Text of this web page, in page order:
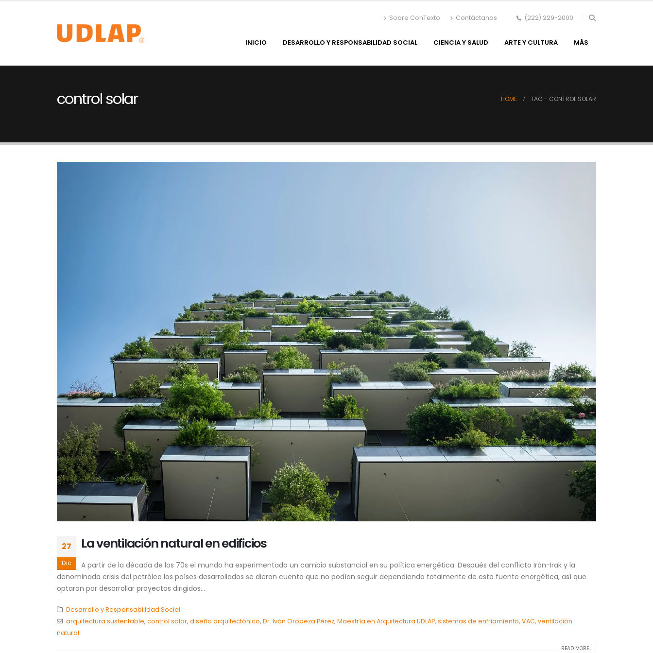
Sobre ConTexto Contáctanos (222) 229-2000
INICIO DESARROLLO Y RESPONSABILIDAD SOCIAL CIENCIA Y SALUD ARTE Y CULTURA MÁS
control solar HOME TAG - CONTROL SOLAR
27
Dic
La ventilación natural en edificios
A partir de la década de los 70s el mundo ha experimentado un cambio substancial en su política energética. Después del conflicto Irán-Irak y la
denominada crisis del petróleo los países desarrollados se dieron cuenta que no podían seguir dependiendo totalmente de esta fuente energética, así que
optaron por desarrollar proyectos dirigidos...
Desarrollo y Responsabilidad Social
arquitectura sustentable, control solar, diseño arquitectónico, Dr. Iván Oropeza Pérez, Maestría en Arquitectura UDLAP, sistemas de enfriamiento, VAC, ventilación
natural
READ MORE...